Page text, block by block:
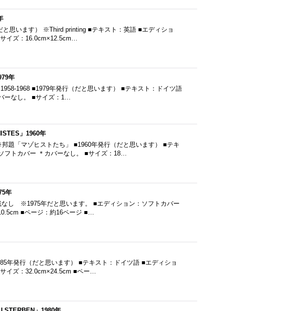
と思います） ※Third printing ■テキスト：英語 ■エディショ
イズ：16.0cm×12.5cm…
年
1968 ■1979年発行（だと思います） ■テキスト：ドイツ語
ーなし。 ■サイズ：1…
」1960年
題「マゾヒストたち」 ■1960年発行（だと思います） ■テキ
フトカバー ＊カバーなし。 ■サイズ：18…
年
し ※1975年だと思います。 ■エディション：ソフトカバー
■ページ：約16ページ ■…
年発行（だと思います） ■テキスト：ドイツ語 ■エディショ
イズ：32.0cm×24.5cm ■ペー…